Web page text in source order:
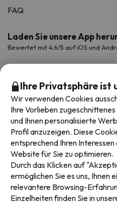
FAQ
Laden Sie unsere App
Bewertet mit 4.6/5 auf iOS und
Verfügbare Zahlungsarten
Ihre Privatsphäre ist
Wir verwenden Cookies
Ihre Vorlieben
und Ihnen personalisierte
Profil anzuzeigen. Diese
entsprechend Ihren
Website für Sie zu optimieren.
Durch das Klicken auf
ermöglichen Sie es uns, Ihnen
relevantere Browsing-
Einzelheiten finden Sie in